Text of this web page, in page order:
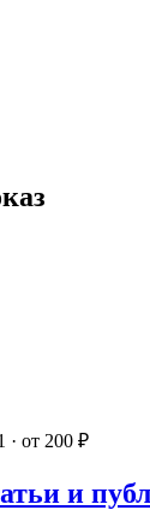
· от 200 ₽
и